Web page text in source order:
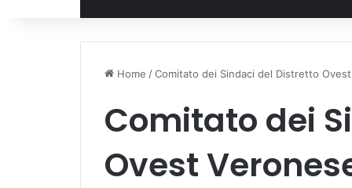
Home /Comitato dei Sindaci del Distretto
Comitato dei
Ovest